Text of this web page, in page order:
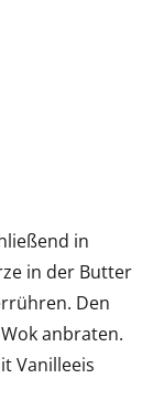
in
in der Butter
Den
anbraten.
Vanilleeis